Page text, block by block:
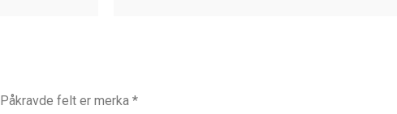
Påkravde felt er merka *